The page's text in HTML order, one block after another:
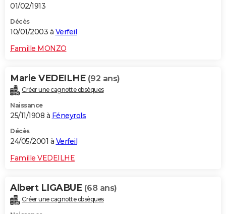
01/02/1913
Décès
10/01/2003 à Verfeil
Famille MONZO
Marie VEDEILHE (92 ans)
Créer une cagnotte obsèques
Naissance
25/11/1908 à Féneyrols
Décès
24/05/2001 à Verfeil
Famille VEDEILHE
Albert LIGABUE (68 ans)
Créer une cagnotte obsèques